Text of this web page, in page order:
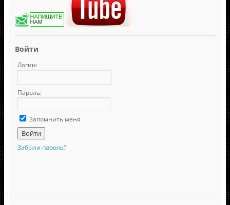
Войти
Логин:
Пароль:
Запомнить меня
Забыли пароль?